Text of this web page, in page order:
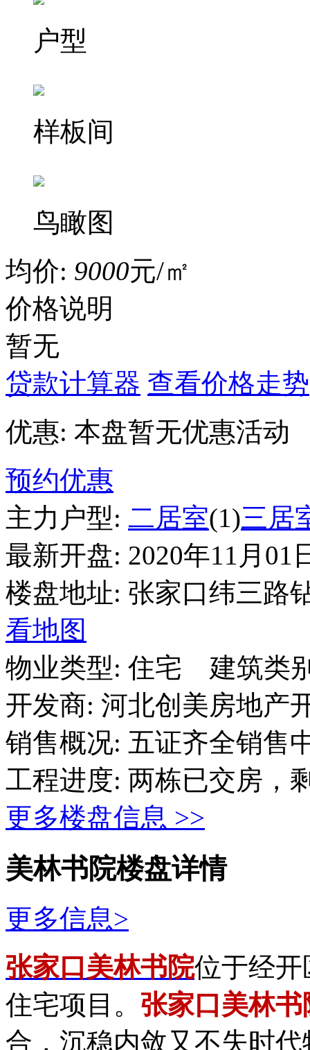
户型
样板间
鸟瞰图
均价: 9000元/㎡
价格说明
暂无
贷款计算器 查看价格走势
优惠: 本盘暂无优惠活动
预约优惠
主力户型: 二居室(1)三居
最新开盘: 2020年11月01
楼盘地址: 张家口纬三路
看地图
物业类型: 住宅
建筑类
开发商: 河北创美房地产
销售概况: 五证齐全销售
工程进度: 两栋已交房，
更多楼盘信息 >>
美林书院楼盘详情
更多信息>
张家口美林书院位于经
住宅项目。 张家口美林书
合，沉稳内敛又不失时